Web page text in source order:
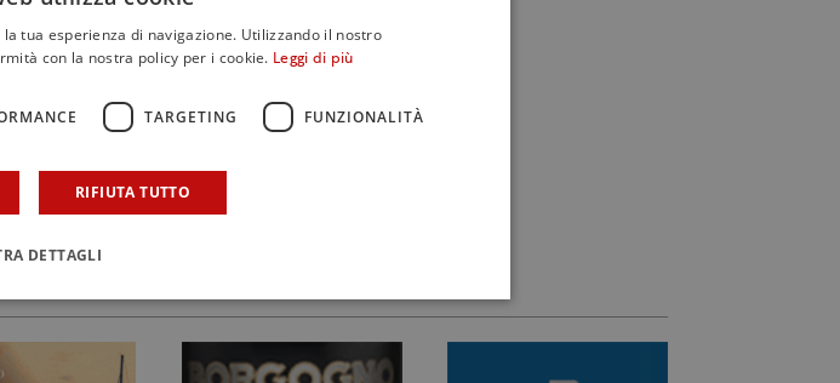
zona di produzione.
dello Stagnone è una zona inedita, con grande
in stress le viti. Un’idea nata in prospettiva
“La volontà commerciale deve essere un
persone che noi conosciamo personalmente
tua esperienza di navigazione. Utilizzando il nostro
con la nostra policy per i cookie. Leggi di più
TARGETING FUNZIONALITÀ
RIFIUTA TUTTO
DETTAGLI